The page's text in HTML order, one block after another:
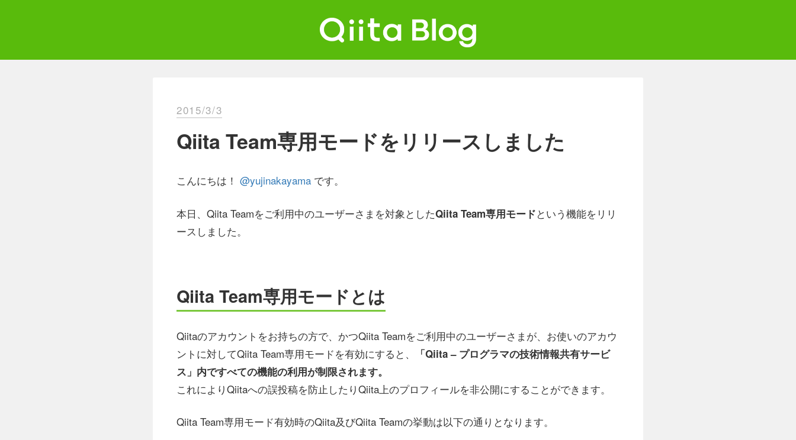
2015/3/3
Qiita Team専用モードをリリースしました
こんにちは！ @yujinakayamaです。
本日、Qiita Teamをご利用中のユーザーさまを対象としたQiita Team専用モードという機能をリリ
ースしました。
Qiita Team専用モードとは
Qiitaのアカウントをお持ちの方で、かつQiita Teamをご利用中のユーザーさまが、お使いのアカウ
ントに対してQiita Team専用モードを有効にすると、
「Qiita – プログラマの技術情報共有サービ
ス」内ですべての機能の利用が制限されます。
これによりQiitaへの誤投稿を防止したりQiita上のプロフィールを非公開にすることができます。
Qiita Team専用モード有効時のQiita及びQiita Teamの挙動は以下の通りとなります。